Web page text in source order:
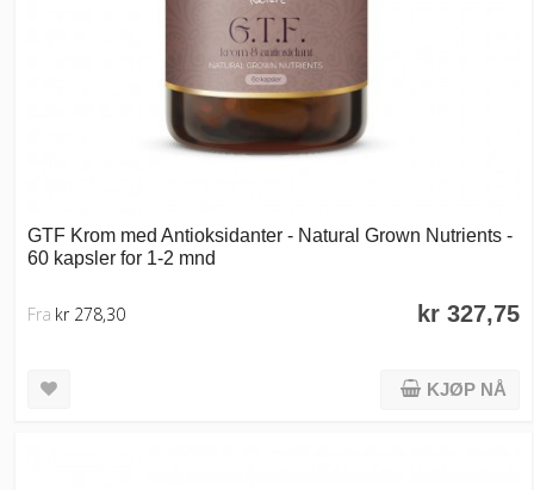
GTF Krom med Antioksidanter - Natural Grown Nutrients -
60 kapsler for 1-2 mnd
kr 327,75
Fra kr 278,30
KJØP NÅ